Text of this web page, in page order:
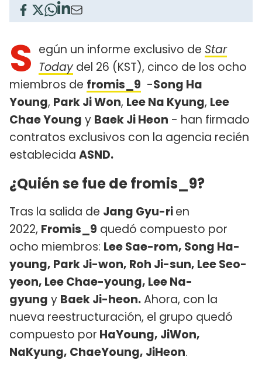
S egún un informe exclusivo de Star
Todaydel 26 (KST), cinco de los ocho
miembros de fromis_9 -Song Ha
Young, Park Ji Won, Lee Na Kyung, Lee
Chae Young y Baek Ji Heon - han firmado
contratos exclusivos con la agencia recién
establecida ASND.
¿Quién se fue de fromis_9?
Tras la salida de Jang Gyu-rien
2022, Fromis_9 quedó compuesto por
ocho miembros: Lee Sae-rom, Song Ha-
young, Park Ji-won, Roh Ji-sun, Lee Seo-
yeon, Lee Chae-young, Lee Na-
gyung y Baek Ji-heon.Ahora, con la
nueva reestructuración, el grupo quedó
compuesto por HaYoung, JiWon,
NaKyung, ChaeYoung, JiHeon.